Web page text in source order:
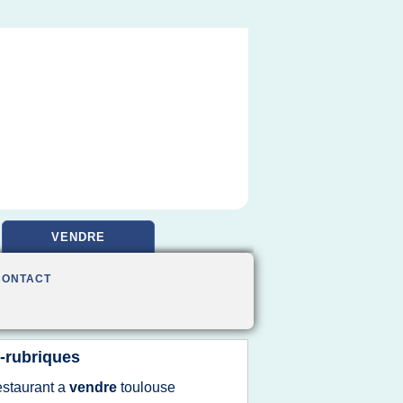
VENDRE
rubriques
a vendre toulouse